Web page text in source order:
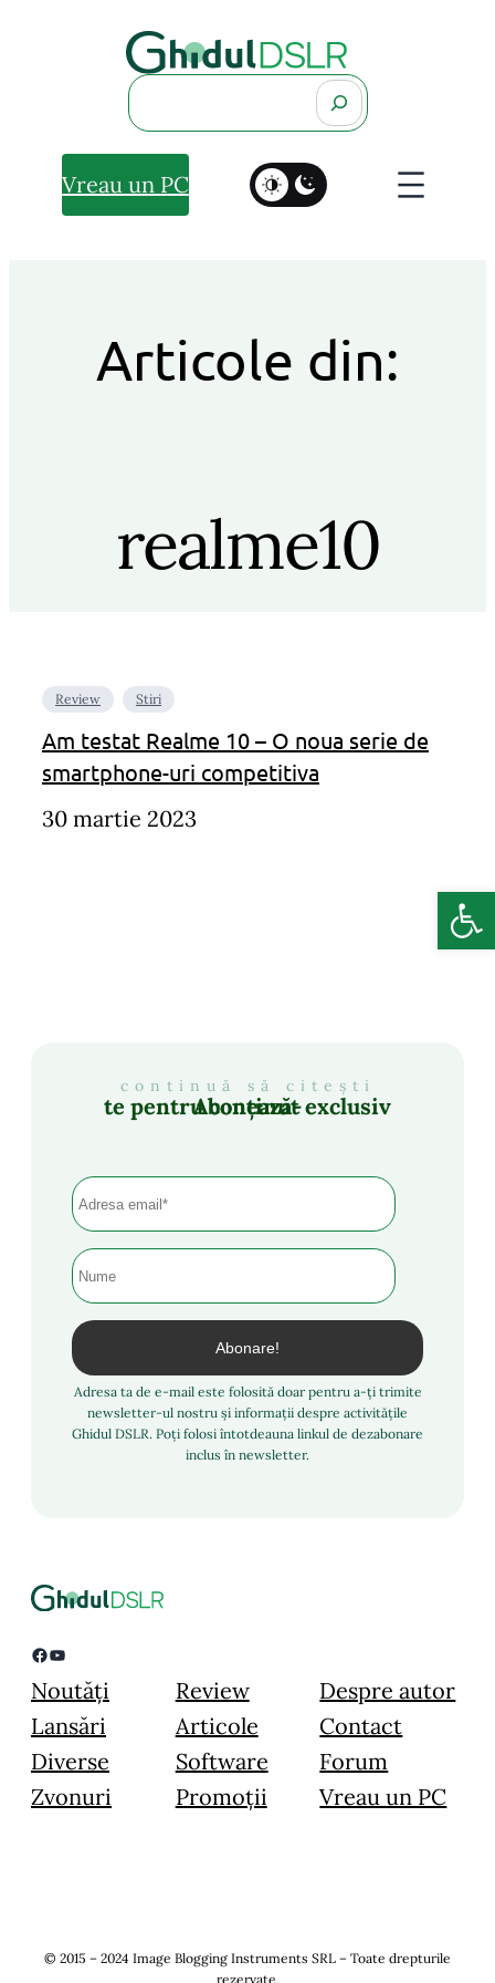
Search
Vreau un PC
Articole din:
realme10
Review Stiri
Am testat Realme 10 – O noua serie de
smartphone-uri competitiva
30 martie 2023
continuă să citești
Abonează-te pentru conținut exclusiv
Adresa ta de e-mail este folosită doar pentru a-ți trimite
newsletter-ul nostru și informații despre activitățile
Ghidul DSLR. Poți folosi întotdeauna linkul de dezabonare
inclus în newsletter.
Facebook YouTube
Noutăți
Lansări
Diverse
Zvonuri
Review
Articole
Software
Promoții
Despre autor
Contact
Forum
Vreau un PC
© 2015 – 2024 Image Blogging Instruments SRL – Toate drepturile
rezervate.